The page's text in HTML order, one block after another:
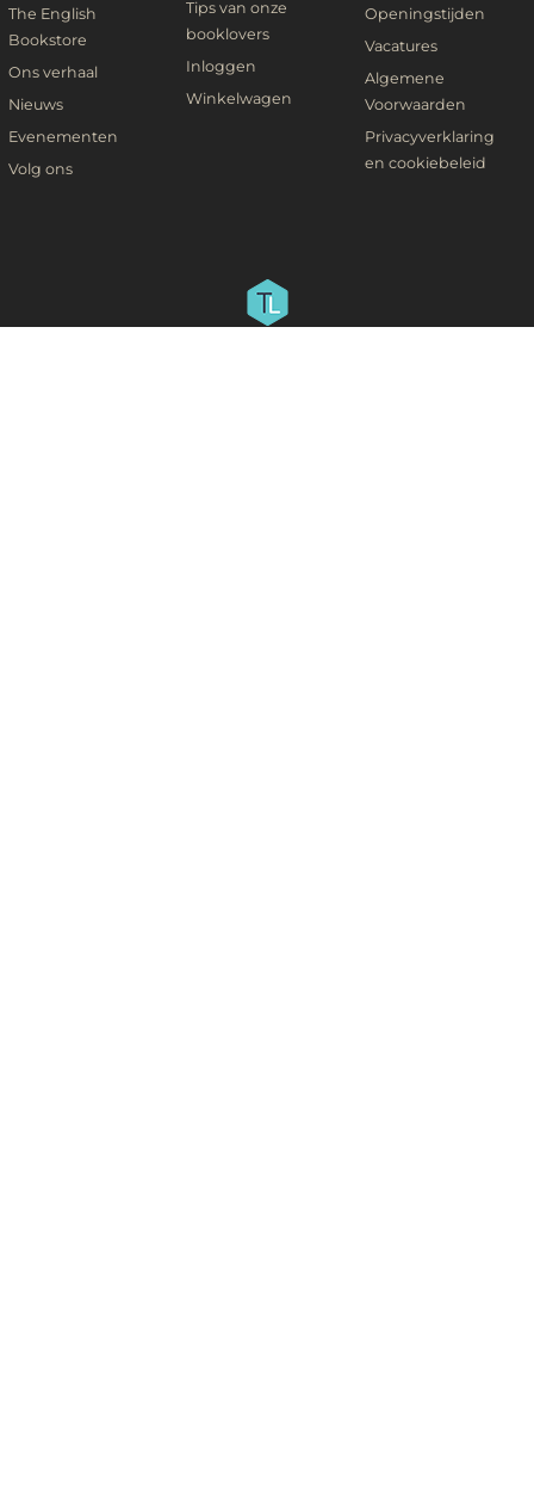
The English
Bookstore
Ons verhaal
Nieuws
Evenementen
Volg ons
Tips van onze
booklovers
Inloggen
Winkelwagen
Openingstijden
Vacatures
Algemene
Voorwaarden
Privacyverklaring
en cookiebeleid